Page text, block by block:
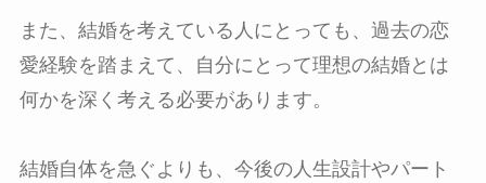
また、結婚を考えている人にとっても、過去の恋
愛経験を踏まえて、自分にとって理想の結婚とは
何かを深く考える必要があります。
結婚自体を急ぐよりも、今後の人生設計やパート